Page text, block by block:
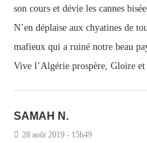
son cours et dévie les cannes
N’en déplaise aux chyatines de
mafieux qui a ruiné notre beau
Vive l’Algérie prospère, Gloire
SAMAH N.
28 août 2019 - 15h49